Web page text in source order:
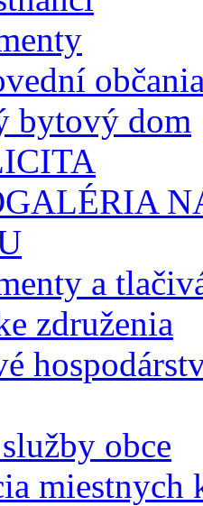
bytový dom
a
združenia
obce